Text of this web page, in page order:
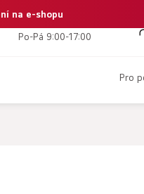
na e-shopu
+420 386 350 461
Po-Pá 9:00-17:00
pro